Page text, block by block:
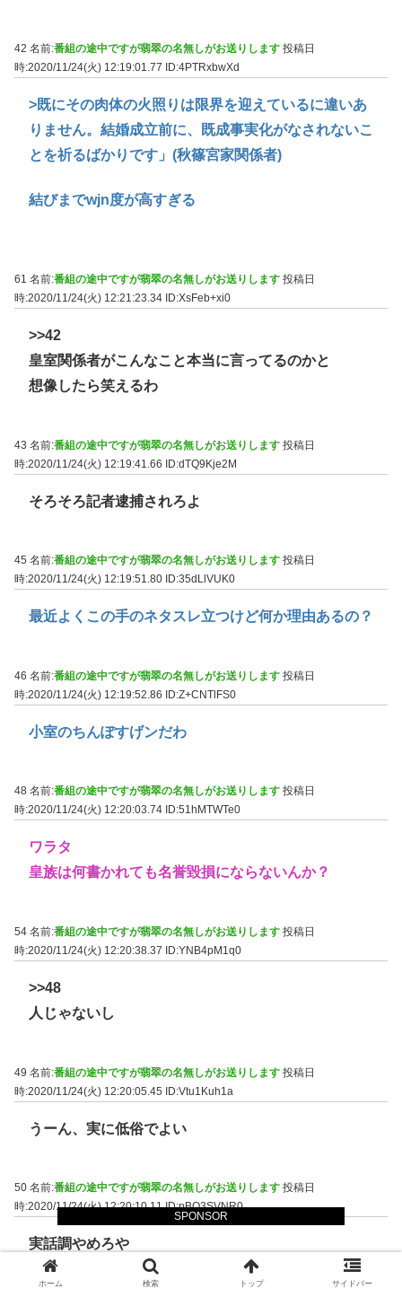
SPONSOR
42 名前:番組の途中ですが翡翠の名無しがお送りします 投稿日
時:2020/11/24(火) 12:19:01.77 ID:4PTRxbwXd
>既にその肉体の火照りは限界を迎えているに違いあ
りません。結婚成立前に、既成事実化がなされないこ
とを祈るばかりです」(秋篠宮家関係者)
結びまでwjn度が高すぎる
61 名前:番組の途中ですが翡翠の名無しがお送りします 投稿日
時:2020/11/24(火) 12:21:23.34 ID:XsFeb+xi0
>>42
皇室関係者がこんなこと本当に言ってるのかと
想像したら笑えるわ
43 名前:番組の途中ですが翡翠の名無しがお送りします 投稿日
時:2020/11/24(火) 12:19:41.66 ID:dTQ9Kje2M
そろそろ記者逮捕されろよ
45 名前:番組の途中ですが翡翠の名無しがお送りします 投稿日
時:2020/11/24(火) 12:19:51.80 ID:35dLlVUK0
最近よくこの手のネタスレ立つけど何か理由あるの？
46 名前:番組の途中ですが翡翠の名無しがお送りします 投稿日
時:2020/11/24(火) 12:19:52.86 ID:Z+CNTlFS0
小室のちんぽすげンだわ
48 名前:番組の途中ですが翡翠の名無しがお送りします 投稿日
時:2020/11/24(火) 12:20:03.74 ID:51hMTWTe0
ワラタ
皇族は何書かれても名誉毀損にならないんか？
54 名前:番組の途中ですが翡翠の名無しがお送りします 投稿日
時:2020/11/24(火) 12:20:38.37
ID:YNB4pM1q0
>>48
人じゃないし
49 名前:番組の途中ですが翡翠の名無しがお送りします 投稿日
時:2020/11/24(火) 12:20:05.45 ID:Vtu1Kuh1a
うーん、実に低俗でよい
50 名前:番組の途中ですが翡翠の名無しがお送りします 投稿日
時:2020/11/24(火) 12:20:10.11ID:pBO3SVNR0
実話調やめろや
ホーム 検索 トップ サイドバー